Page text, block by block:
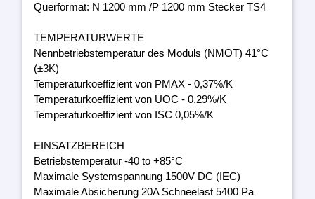
Querformat: N 1200 mm /P 1200 mm Stecker TS4
TEMPERATURWERTE
Nennbetriebstemperatur des Moduls (NMOT) 41°C
(±3K)
Temperaturkoeffizient von PMAX - 0,37%/K
Temperaturkoeffizient von UOC - 0,29%/K
Temperaturkoeffizient von ISC 0,05%/K
EINSATZBEREICH
Betriebstemperatur -40 to +85°C
Maximale Systemspannung 1500V DC (IEC)
Maximale Absicherung 20A Schneelast 5400 Pa